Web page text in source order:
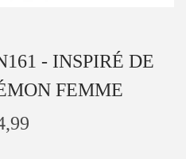
- INSPIRÉ DE
FEMME